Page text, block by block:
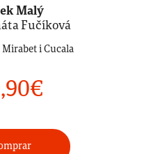
Malý
Fučíková
i Cucala
€